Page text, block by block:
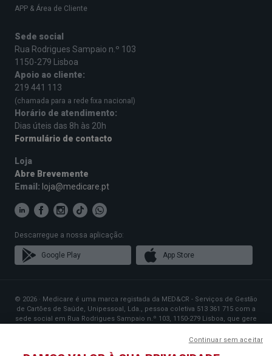
APP & Área de Cliente
Sede social
Rua Rodrigues Sampaio n.º 103
1150-279 Lisboa
Apoio ao cliente:
219 441 113
(chamada para a rede fixa nacional)
Horário de atendimento:
Dias úteis das 8h às 20h
Formulário de contacto
Loja
Abre Brevemente
Email: loja@medicare.pt
Descarregue a nossa aplicação:
Google Play App Store
© 2026 · Medicare é uma marca registada da MED&CR - Serviços de Gestão
de Cartões de Saúde, Unipessoal, Lda., pessoa coletiva 513 361 715 com a
sede social em Rua Rodrigues Sampaio n.º 103, 1150-279 Lisboa, que gere
Parceiros especializados na prestação de cuidados de saúde.
Continuar sem aceitar